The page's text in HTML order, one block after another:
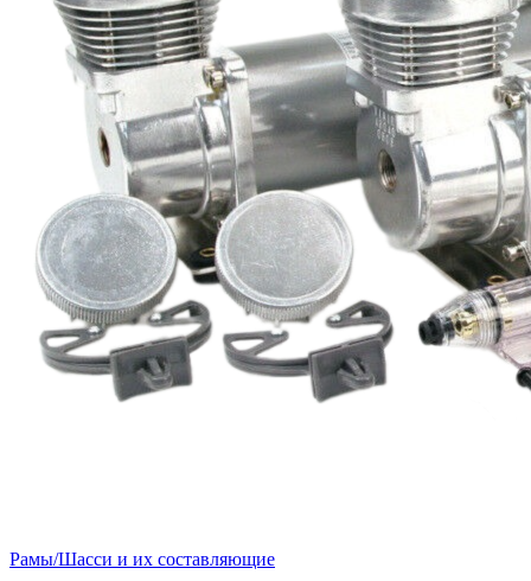
Рамы/Шасси и их составляющие